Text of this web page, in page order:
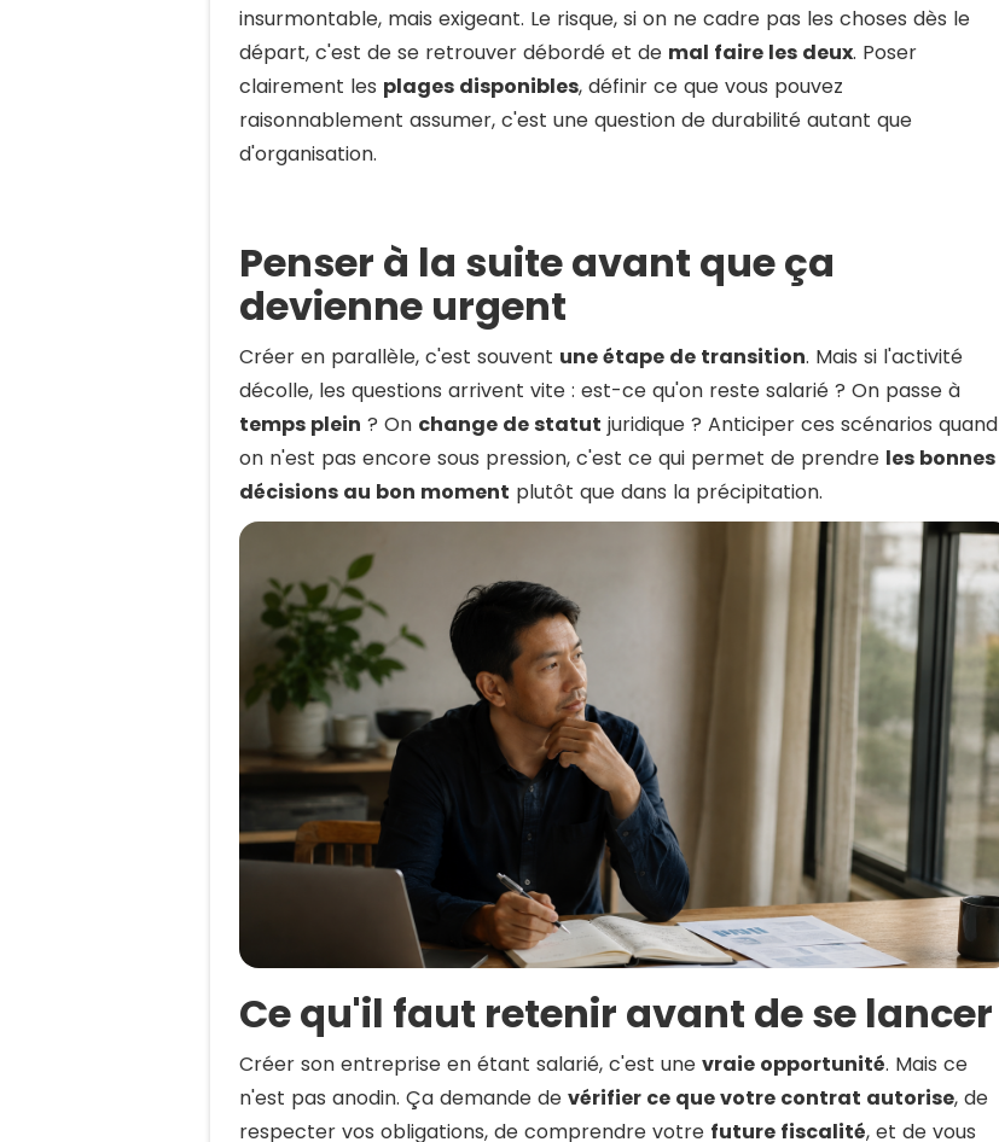
insurmontable, mais exigeant. Le risque, si on ne cadre pas les choses dès le
départ, c'est de se retrouver débordé et de mal faire les deux. Poser
clairement les plages disponibles, définir ce que vous pouvez
raisonnablement assumer, c'est une question de durabilité autant que
d'organisation.
Penser à la suite avant que ça
devienne urgent
Créer en parallèle, c'est souvent une étape de transition. Mais si l'activité
décolle, les questions arrivent vite : est-ce qu'on reste salarié ? On passe à
temps plein ? On change de statut juridique ? Anticiper ces scénarios quand
on n'est pas encore sous pression, c'est ce qui permet de prendre les bonnes
décisions au bon moment plutôt que dans la précipitation.
Ce qu'il faut retenir avant de se lancer
Créer son entreprise en étant salarié, c'est une vraie opportunité. Mais ce
n'est pas anodin. Ça demande de vérifier ce que votre contrat autorise, de
respecter vos obligations, de comprendre votre future fiscalité, et de vous